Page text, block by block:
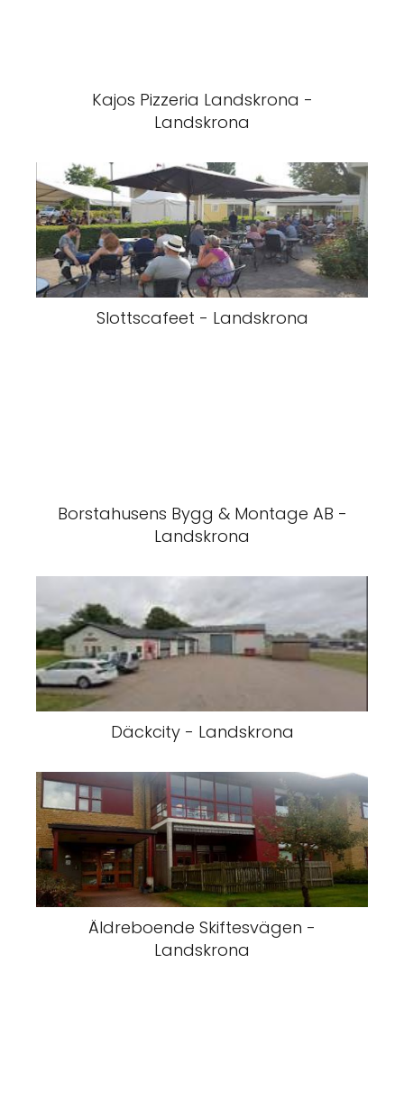
Kajos Pizzeria Landskrona -
Landskrona
Slottscafeet - Landskrona
Borstahusens Bygg & Montage AB -
Landskrona
Däckcity - Landskrona
Äldreboende Skiftesvägen -
Landskrona